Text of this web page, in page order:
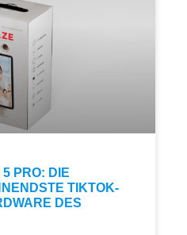
PRO: DIE
TIKTOK-
DES